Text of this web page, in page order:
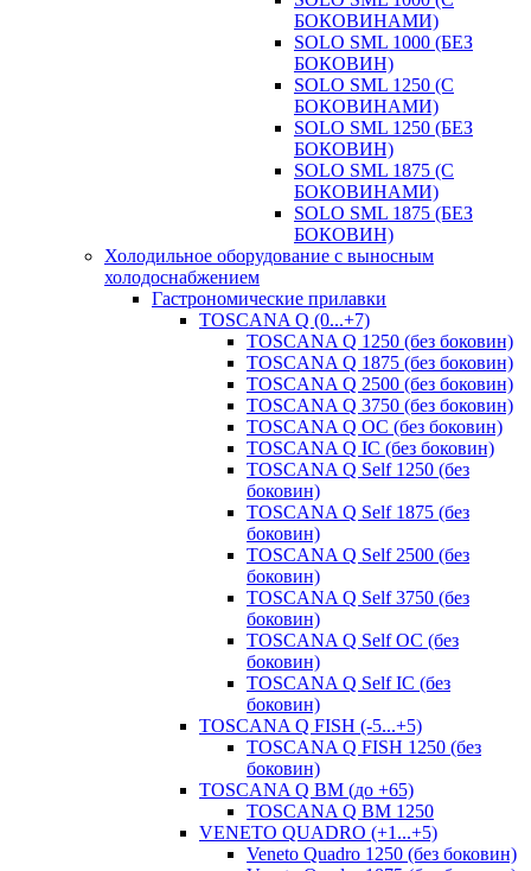
БОКОВИНАМИ)
SOLO SML 1000 (БЕЗ
БОКОВИН)
SOLO SML 1250 (С
БОКОВИНАМИ)
SOLO SML 1250 (БЕЗ
БОКОВИН)
SOLO SML 1875 (С
БОКОВИНАМИ)
SOLO SML 1875 (БЕЗ
БОКОВИН)
Холодильное оборудование с выносным
холодоснабжением
Гастрономические прилавки
TOSCANA Q (0...+7)
TOSCANA Q 1250 (без боковин)
TOSCANA Q 1875 (без боковин)
TOSCANA Q 2500 (без боковин)
TOSCANA Q 3750 (без боковин)
TOSCANA Q ОС (без боковин)
TOSCANA Q IC (без боковин)
TOSCANA Q Self 1250 (без
боковин)
TOSCANA Q Self 1875 (без
боковин)
TOSCANA Q Self 2500 (без
боковин)
TOSCANA Q Self 3750 (без
боковин)
TOSCANA Q Self OC (без
боковин)
TOSCANA Q Self IC (без
боковин)
TOSCANA Q FISH (-5...+5)
TOSCANA Q FISH 1250 (без
боковин)
TOSCANA Q ВМ (до +65)
TOSCANA Q BM 1250
VENETO QUADRO (+1...+5)
Veneto Quadro 1250 (без боковин)